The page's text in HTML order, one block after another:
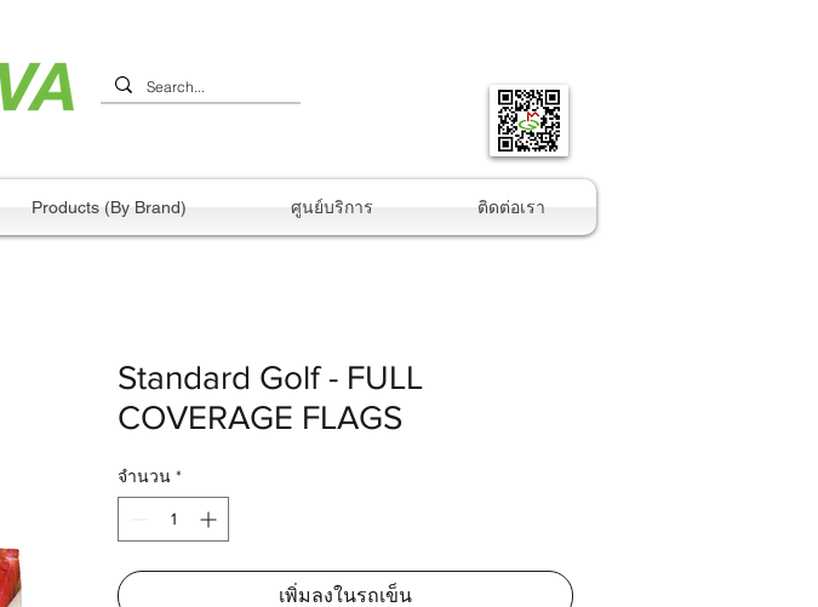
Products (By Brand) ศูนย์บริการ ติดต่อเรา
Standard Golf - FULL
COVERAGE FLAGS
จำนวน *
เพิ่มลงในรถเข็น